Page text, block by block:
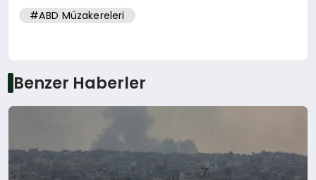
#ABD Müzakereleri
Benzer Haberler